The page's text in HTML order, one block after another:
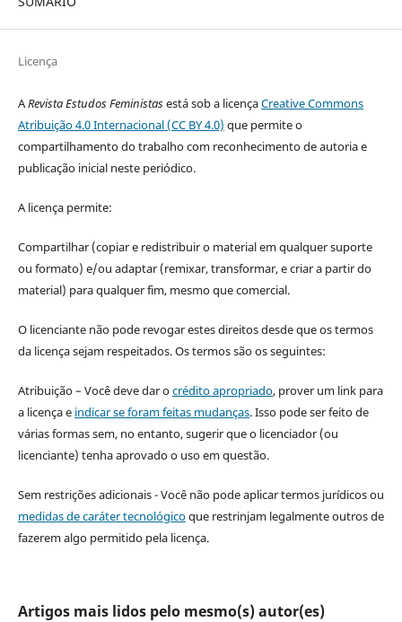
Licença
ARevista Estudos Feministasestá sob a licençaCreative Commons
Atribuição 4.0 Internacional (CC BY 4.0) que permite o
compartilhamento do trabalho com reconhecimento de autoria e
publicação inicial neste periódico.
A licença permite:
Compartilhar (copiar e redistribuir o material em qualquer suporte
ou formato) e/ou adaptar (remixar, transformar, e criar a partir do
material) para qualquer fim, mesmo que comercial.
O licenciante não pode revogar estes direitos desde que os termos
da licença sejam respeitados. Os termos são os seguintes:
Atribuição – Você deve dar ocrédito apropriado, prover um link para
a licença e indicar se foram feitas mudanças. Isso pode ser feito de
várias formas sem, no entanto, sugerir que o licenciador (ou
licenciante) tenha aprovado o uso em questão.
Sem restrições adicionais - Você não pode aplicar termos jurídicos ou
medidas de caráter tecnológicoque restrinjam legalmente outros de
fazerem algo permitido pela licença.
Artigos mais lidos pelo mesmo(s) autor(es)